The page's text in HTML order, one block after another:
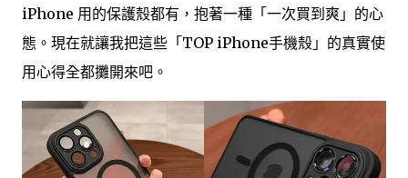
iPhone 用的保護殼都有，抱著一種「一次買到爽」的心
態。現在就讓我把這些「TOP iPhone手機殼」的真實使
用心得全都攤開來吧。